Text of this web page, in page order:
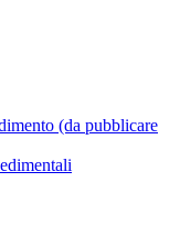
(da pubblicare